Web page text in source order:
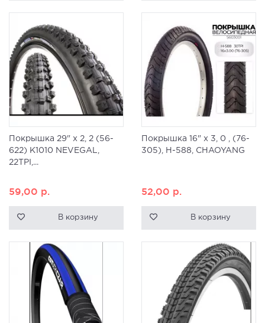
Покрышка 29" x 2, 2 (56-
622) K1010 NEVEGAL,
22TPI,...
59,00 р.
В корзину
Покрышка 16" х 3, 0 , (76-
305), H-588, CHAOYANG
52,00 р.
В корзину